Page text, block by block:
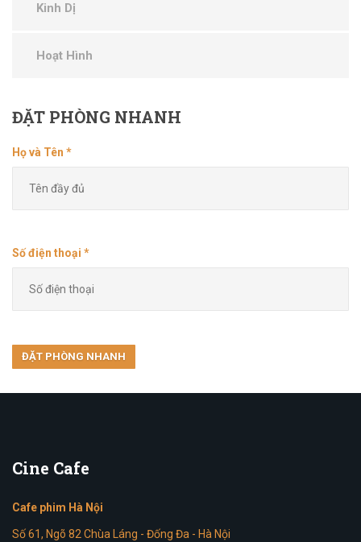
Kinh Dị
Hoạt Hình
ĐẶTPHÒNG NHANH
Họ và Tên *
Số điện thoại *
Cine Cafe
Cafe phim Hà Nội
Số 61, Ngõ 82 Chùa Láng - Đống Đa - Hà Nội